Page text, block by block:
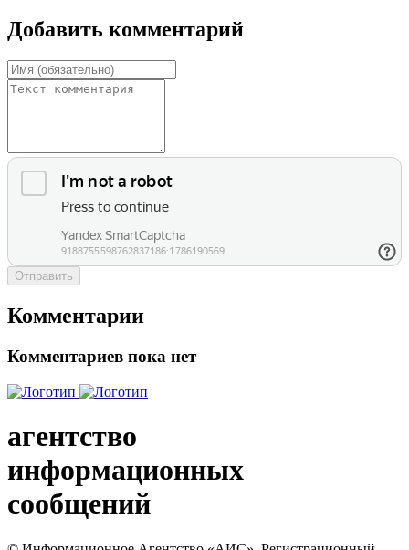
Добавить комментарий
Отправить
Комментарии
Комментариев пока нет
агентство
информационных
сообщений